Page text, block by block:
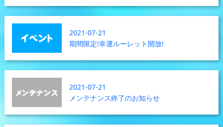
2021-07-21
期間限定!幸運ルーレット開放!
2021-07-21
メンテナンス終了のお知らせ